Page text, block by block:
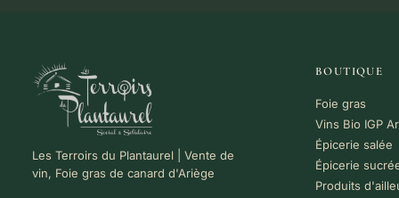
Les Terroirs du Plantaurel | Vente de
vin, Foie gras de canard d'Ariège
BOUTIQUE
Foie gras
Vins Bio IGP
Épicerie salée
Épicerie
Produits